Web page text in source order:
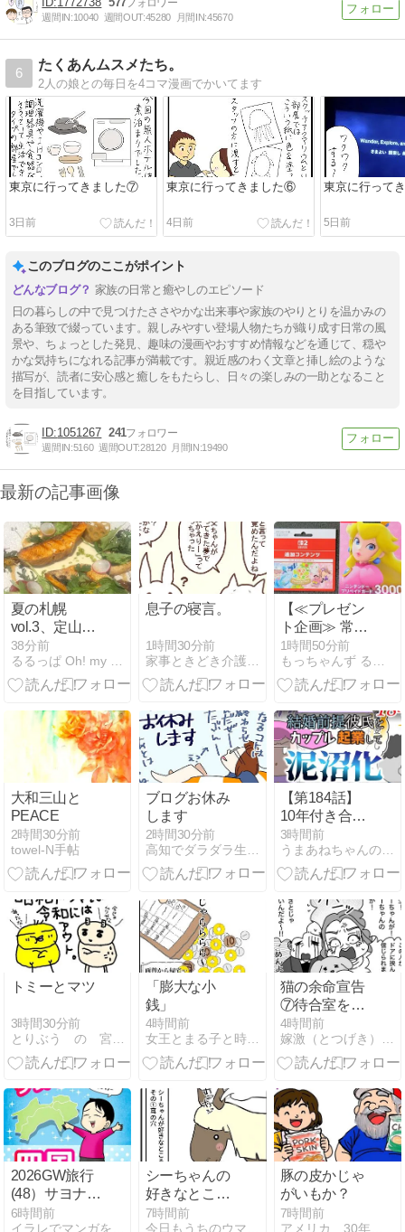
週間IN:10040 週間OUT:45280 月間IN:45670
6
たくあんムスメたち。
2人の娘との毎日を4コマ漫画でかいてます
東京に行ってきました⑦
3日前
東京に行ってきました⑥
4日前
東京に行って
5日前
このブログのここがポイント
家族の日常と癒やしのエピソード
日の暮らしの中で見つけたささやかな出来事や家族のやりとりを温かみの
ある筆致で綴っています。親しみやすい登場人物たちが織り成す日常の風
景や、ちょっとした発見、趣味の漫画やおすすめ情報などを通じて、穏や
かな気持ちになれる記事が満載です。親近感のわく文章と挿し絵のような
描写が、読者に安心感と癒しをもたらし、日々の楽しみの一助となること
を目指しています。
1051267 241
週間IN:5160 週間OUT:28120 月間IN:19490
最新の記事画像
夏の札幌
vol.3、定山渓
（前編）｜風
マチビルヂン
グと足湯
38分前
るるっぱ Oh! my sweet husband
息子の寝言。
1時間30分前
【≪プレゼン
ト企画≫ 常連
様に謝罪の
『緊急プレゼ
ント企画2026
(2026/08/09
[29記事目])
1時間50分前
もっちゃんず る〜む
大和三山と
PEACE
2時間30分前
towel-N手帖
ブログお休み
します
2時間30分前
高知でダラダラ生きてます
【第184話】
10年付き合っ
た結婚前提彼
氏とカップル
起業して泥沼
3時間前
うまあねちゃんのまけまけ日記
トミーとマツ
3時間30分前
「膨大な小
銭」
4時間前
女王とまる子と時々ファミリー
猫の余命宣告
⑦待合室を地
獄に突き落と
す女
4時間前
嫁激（とつげき）北フランス家族
2026GW旅行
(48）サヨナラ
四国
6時間前
シーちゃんの
好きなところ
に新たなスポ
7時間前
豚の皮かじゃ
がいもか？
7時間前
アメリカ 30年ダイエット失敗家族